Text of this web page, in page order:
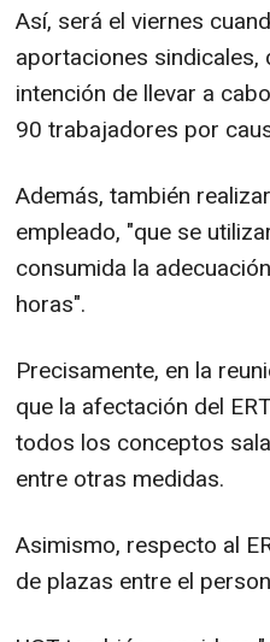
Así, será el viernes
aportaciones sindicales,
intención de llevar a
90 trabajadores por
Además, también
empleado, "que se
consumida la
horas".
Precisamente, en la
que la afectación del
todos los conceptos
entre otras medidas.
Asimismo, respecto al
de plazas entre el